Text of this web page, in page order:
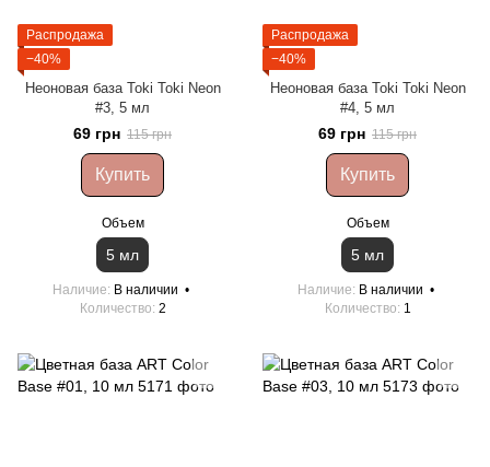
Распродажа
−40%
Неоновая база Toki Toki Neon
#3, 5 мл
69 грн 115 грн
Купить
Объем
5 мл
Наличие
В наличии
Количество 2
Распродажа
−40%
Неоновая база Toki Toki Neon
#4, 5 мл
69 грн 115 грн
Купить
Объем
5 мл
Наличие
В наличии
Количество 1